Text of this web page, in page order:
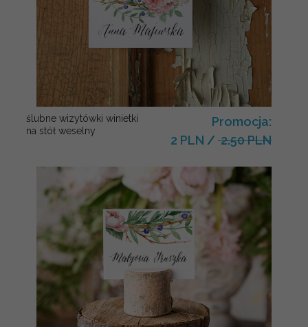
ślubne wizytówki winietki
na stół weselny
Promocja:
2 PLN / 2.50 PLN